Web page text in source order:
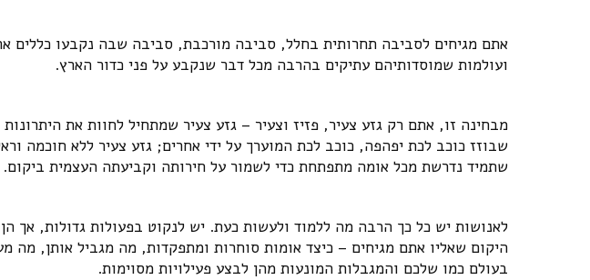
אתם מגיחים לסביבה תחרותית בחלל, סביבה מורכבת, סביבה שבה נקבעו כללים
ועולמות שמוסדותיהם עתיקים בהרבה מכל דבר שנקבע על פני כדור הארץ.
מבחינה זו, אתם רק גזע צעיר, פזיז וצעיר – גזע צעיר שמתחיל לחוות את היתרונות
שבוזז כוכב לכת יפהפה, כוכב לכת המוערך על ידי אחרים; גזע צעיר ללא חוכמה
שתמיד נדרשת מכל אומה מתפתחת כדי לשמור על חירותה וקביעתה העצמית ביקום.
לאנושות יש כל כך הרבה מה ללמוד ולעשות כעת. יש לנקוט בפעולות גדולות, אך
היקום שאליו אתם מגיחים – כיצד אומות סוחרות ומתפקדות, מה מגביל אותן, מה
בעולם כמו שלכם והמגבלות המונעות מהן לבצע פעילויות מסוימות.